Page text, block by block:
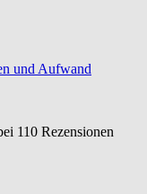
und Aufwand
110 Rezensionen